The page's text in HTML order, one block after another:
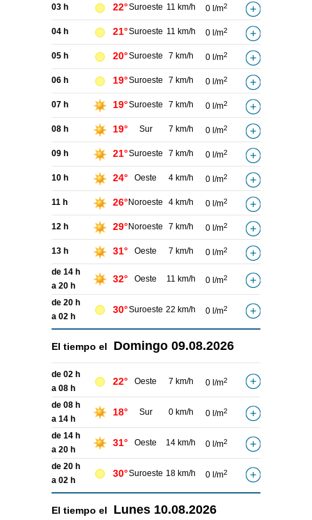
03 h 22°Suroeste 11 km/h 0 l/m2
04 h 21°Suroeste 11 km/h 0 l/m2
05 h 20°Suroeste 7 km/h 0 l/m2
06 h 19°Suroeste 7 km/h 0 l/m2
07 h 19°Suroeste 7 km/h 0 l/m2
08 h 19° Sur 7 km/h 0 l/m2
09 h 21°Suroeste 7 km/h 0 l/m2
10 h 24° Oeste 4 km/h 0 l/m2
11 h 26° Noroeste 4 km/h 0 l/m2
12 h 29° Noroeste 7 km/h 0 l/m2
13 h 31° Oeste 7 km/h 0 l/m2
de 14 h
a 20 h
32° Oeste 11 km/h 0 l/m2
de 20 h
a 02 h
30°Suroeste 22 km/h 0 l/m2
El tiempo el Domingo 09.08.2026
de 02 h
a 08 h
22° Oeste 7 km/h 0 l/m2
de 08 h
a 14 h
18° Sur 0 km/h 0 l/m2
de 14 h
a 20 h
31° Oeste 14 km/h 0 l/m2
de 20 h
a 02 h
30°Suroeste 18 km/h 0 l/m2
El tiempo el Lunes 10.08.2026